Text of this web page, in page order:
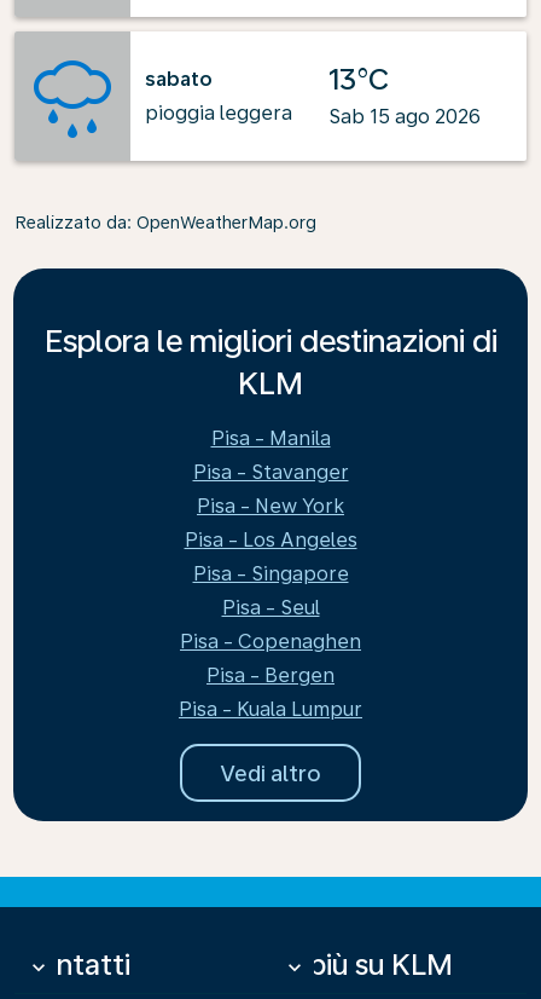
sabato
pioggia leggera
13°C
Sab 15 ago 2026
Realizzato da: OpenWeatherMap.org
Esplora le migliori destinazioni di
KLM
Pisa - Manila
Pisa - Stavanger
Pisa - New York
Pisa - Los Angeles
Pisa - Singapore
Pisa - Seul
Pisa - Copenaghen
Pisa - Bergen
Pisa - Kuala Lumpur
Vedi altro
Contatti
keyboard_arrow_down Di più su KLM
keyboard_arrow_down